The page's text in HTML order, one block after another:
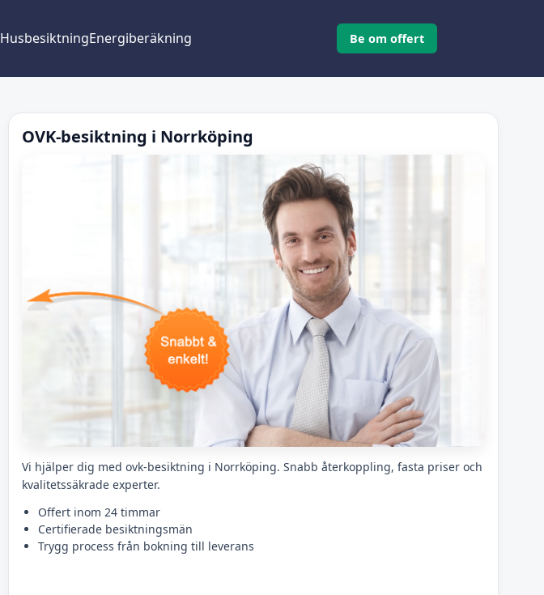
HusbesiktningEnergiberäkning Be om offert
OVK-besiktning i Norrköping
Vi hjälper dig med ovk-besiktning i Norrköping. Snabb återkoppling, fasta priser och
kvalitetssäkrade experter.
Offert inom 24 timmar
Certifierade besiktningsmän
Trygg process från bokning till leverans